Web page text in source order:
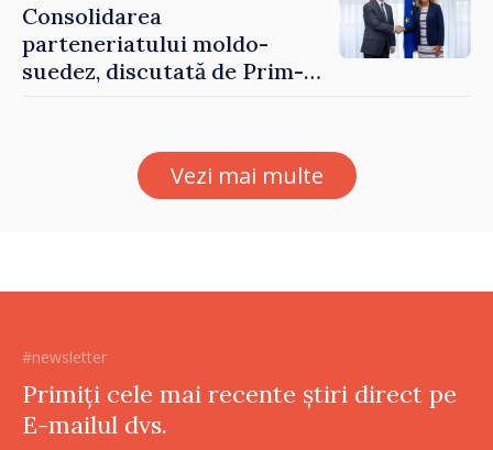
Consolidarea
parteneriatului moldo-
suedez, discutată de Prim-
Petra Lärke
Vezi mai multe
#newsletter
Primiți cele mai recente știri direct pe
E-mailul dvs.